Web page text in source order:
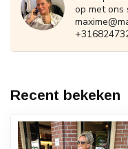
op met ons
Recent bekeken